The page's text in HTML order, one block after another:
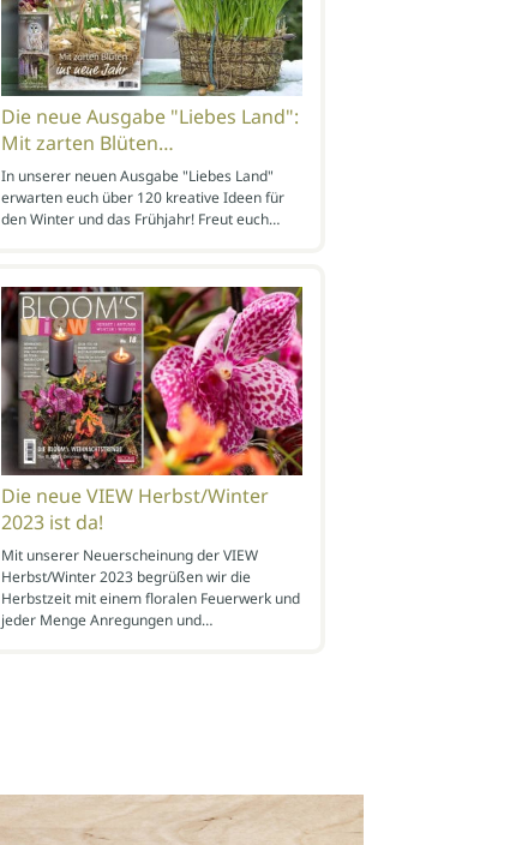
Die neue Ausgabe "Liebes Land":
Mit zarten Blüten…
In unserer neuen Ausgabe "Liebes Land"
erwarten euch über 120 kreative Ideen für
den Winter und das Frühjahr! Freut euch…
Die neue VIEW Herbst/Winter
2023 ist da!
Mit unserer Neuerscheinung der VIEW
Herbst/Winter 2023 begrüßen wir die
Herbstzeit mit einem floralen Feuerwerk und
jeder Menge Anregungen und…